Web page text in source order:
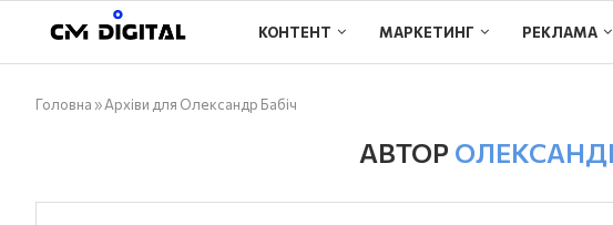
КОНТЕНТ МАРКЕТИНГ РЕКЛАМА
Головна »Архіви для Олександр Бабіч
АВТОР